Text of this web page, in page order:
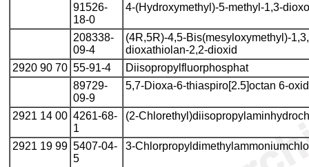
91526-
18-0
4-(Hydroxymethyl)-5-methyl-1,3-
208338-
09-4
(4R,5R)-4,5-Bis(mesyloxymethyl)-
dioxathiolan-2,2-dioxid
2920 90 70 55-91-4
Diisopropylfluorphosphat
89729-
09-9
5,7-Dioxa-6-thiaspiro[2.5]octan 6-oxid
2921 14 00 4261-68-
1
(2-
2921 19 99 5407-04-
5
3-